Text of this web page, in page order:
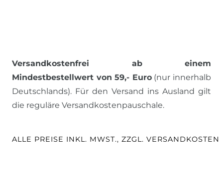
Versandkostenfrei ab einem
Mindestbestellwert von 59,- Euro(nur innerhalb
Deutschlands). Für den Versand ins Ausland gilt
die reguläre Versandkostenpauschale.
ALLE PREISE INKL. MWST., ZZGL. VERSANDKOSTEN